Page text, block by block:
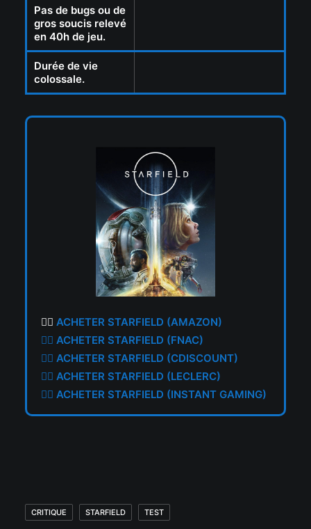
Pas de bugs ou de
gros soucis relevé
en 40h de jeu.
Durée de vie
colossale.
👉🏼 ACHETER STARFIELD (AMAZON)
👉🏼 ACHETER STARFIELD (FNAC)
👉🏼 ACHETER STARFIELD (CDISCOUNT)
👉🏼 ACHETER STARFIELD (LECLERC)
👉🏼 ACHETER STARFIELD (INSTANT GAMING)
CRITIQUE STARFIELD TEST